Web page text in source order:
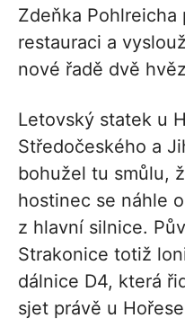
Zdeňka Pohlreicha
restauraci a
nové řadě dvě
Letovský statek u
Středočeského a
bohužel tu smůlu,
hostinec se náhle
z hlavní silnice.
Strakonice totiž
dálnice D4, která
sjet právě u